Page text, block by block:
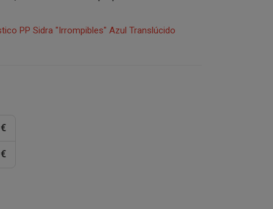
PP Sidra "Irrompibles" Azul Translúcido